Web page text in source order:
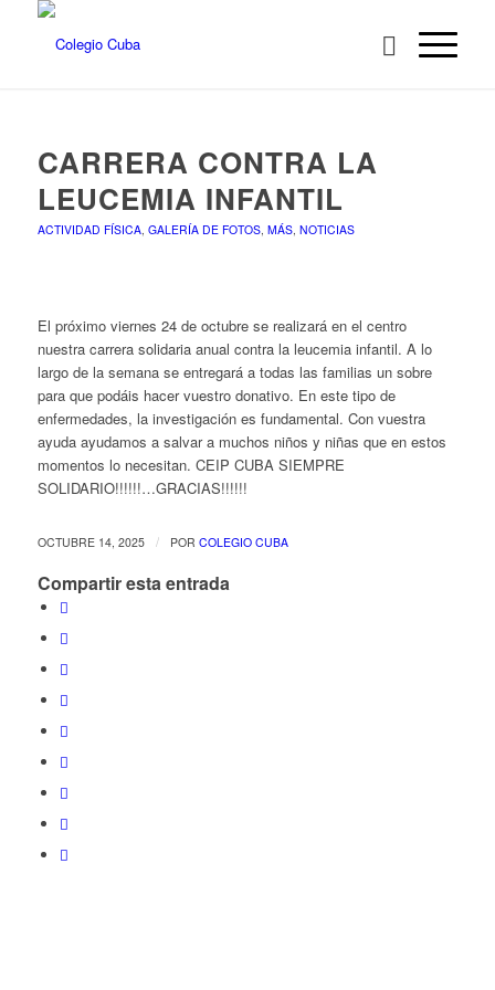
CARRERA CONTRA LA
LEUCEMIA INFANTIL
ACTIVIDAD FÍSICA, GALERÍA DE FOTOS, MÁS, NOTICIAS
El próximo viernes 24 de octubre se realizará en el centro
nuestra carrera solidaria anual contra la leucemia infantil. A lo
largo de la semana se entregará a todas las familias un sobre
para que podáis hacer vuestro donativo. En este tipo de
enfermedades, la investigación es fundamental. Con vuestra
ayuda ayudamos a salvar a muchos niños y niñas que en estos
momentos lo necesitan. CEIP CUBA SIEMPRE
SOLIDARIO!!!!!!…GRACIAS!!!!!!
OCTUBRE 14, 2025 / POR COLEGIO CUBA
Compartir esta entrada